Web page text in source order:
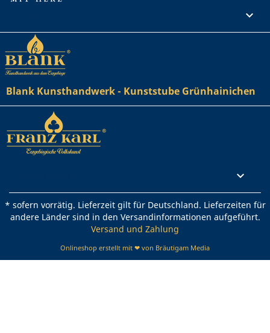

Blank Kunsthandwerk - Kunststube Grünhainichen

* sofern vorrätig. Lieferzeit gilt für Deutschland. Lieferzeiten für
andere Länder sind in den Versandinformationen aufgeführt.
Versand und Zahlung
Onlineshop erstellt mit ❤ von Bräutigam Media